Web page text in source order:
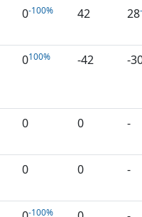
0-100% 42 28
0100% -42 -
0 0 -
0 0 -
-100%